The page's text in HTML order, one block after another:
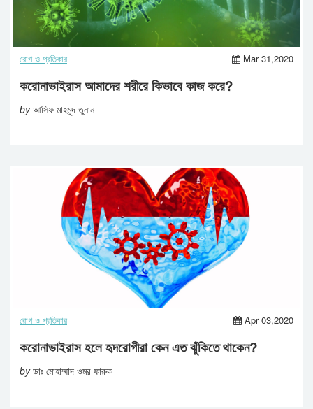
রোগ ও প্রতিকার Mar 31,2020
করোনাভাইরাস আমাদের শরীরে কিভাবে কাজ করে?
byআসিফ মাহমুদ তুনান
রোগ ও প্রতিকার Apr 03,2020
করোনাভাইরাস হলে হৃদরোগীরা কেন এত ঝুঁকিতে থাকেন?
byডাঃ মোহাম্মাদ ওমর ফারুক